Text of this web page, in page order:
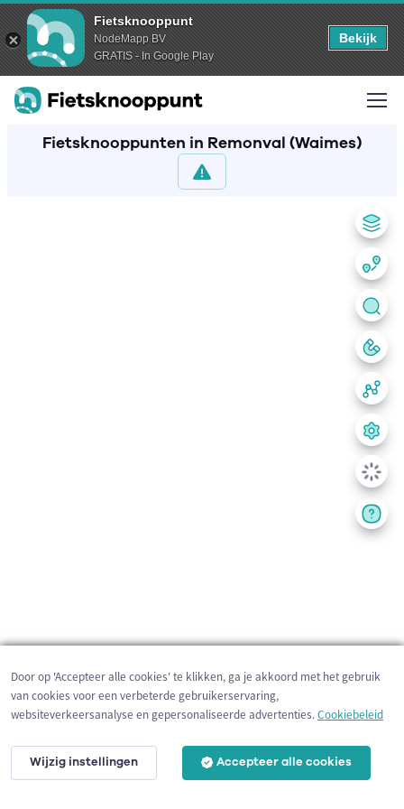
Fietsknooppunt
NodeMapp BV
GRATIS - In Google Play
Bekijk
Fietsknooppunten in Remonval (Waimes)
200 m
Door op 'Accepteer alle cookies' te klikken, ga je akkoord met het gebruik
van cookies voor een verbeterde gebruikerservaring,
websiteverkeersanalyse en gepersonaliseerde advertenties.Cookiebeleid
Wijzig instellingen Accepteer alle cookies